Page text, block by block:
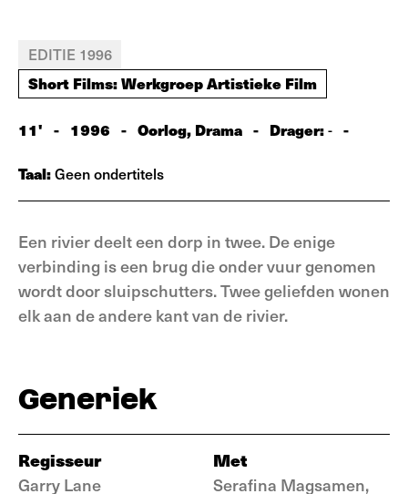
EDITIE 1996
Short Films: Werkgroep Artistieke Film
11' - 1996 - Oorlog, Drama - Drager:- -
Taal:Geen ondertitels
Een rivier deelt een dorp in twee. De enige
verbinding is een brug die onder vuur genomen
wordt door sluipschutters. Twee geliefden wonen
elk aan de andere kant van de rivier.
Generiek
Regisseur
Garry Lane
Met
Serafina Magsamen,